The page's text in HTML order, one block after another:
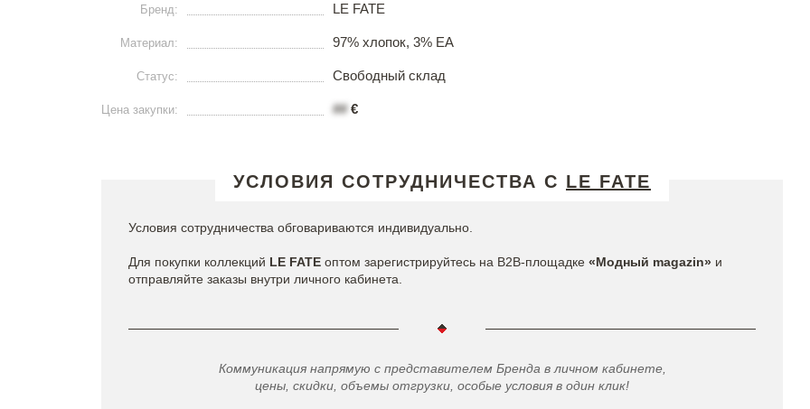
Бренд: LE FATE
Материал: 97% хлопок, 3% EA
Статус: Свободный склад
Цена закупки: ##€
УСЛОВИЯ СОТРУДНИЧЕСТВА С LE FATE
Условия сотрудничества обговариваются индивидуально.
Для покупки коллекций LE FATE оптом зарегистрируйтесь на B2B-площадке «Модный magazin» и
отправляйте заказы внутри личного кабинета.
Коммуникация напрямую с представителем Бренда в личном кабинете,
цены, скидки, объемы отгрузки, особые условия в один клик!